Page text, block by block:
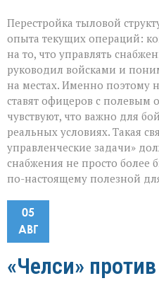
Перестройка тыловой
опыта текущих операций:
на то, что управлять
руководил войсками и
на местах. Именно поэтому
ставят офицеров с
чувствуют, что важно для
реальных условиях. Такая
управленческие задачи»
снабжения не просто более
по-настоящему полезной
05
АВГ
«Челси»